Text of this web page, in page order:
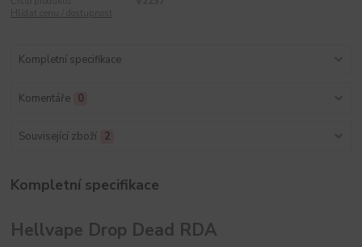
Kompletní specifikace
Komentáře 0
Související zboží 2
Kompletní specifikace
Hellvape Drop Dead RDA